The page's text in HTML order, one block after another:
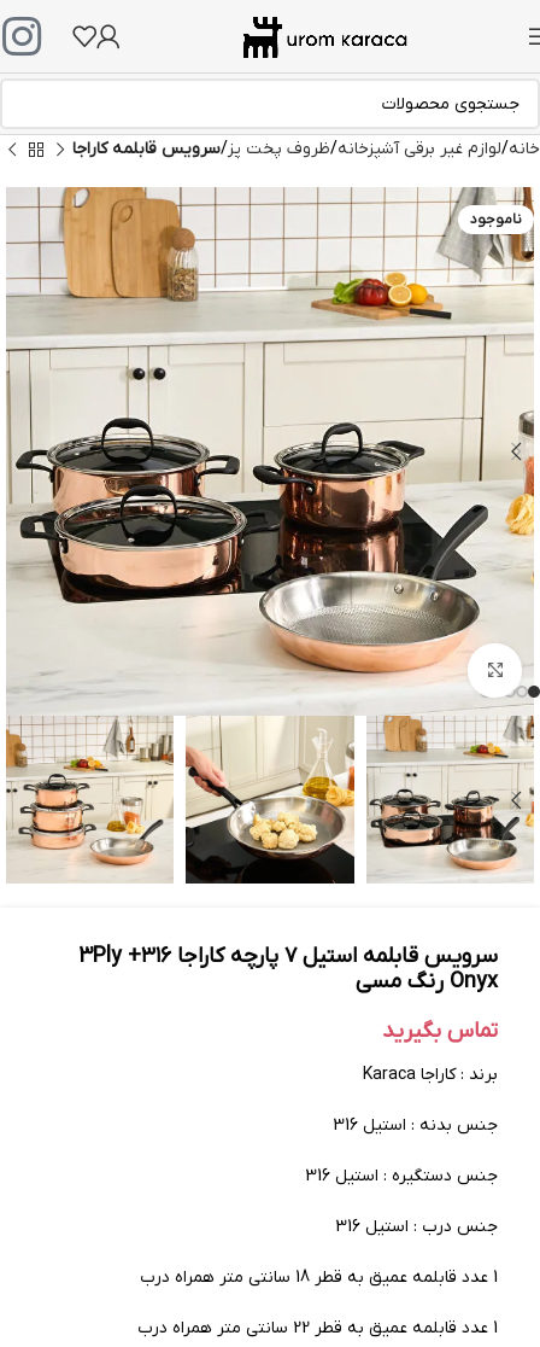
خانه لوازم غیر برقی آشپزخانه ظروف پخت پز سرویس قابلمه کاراجا
ناموجود
بزرگنمایی تصویر
سرویس قابلمه استیل ۷ پارچه کاراجا ۳۱۶+ 3Ply
Onyx رنگ مسی
تماس بگیرید
برند : کاراجا Karaca
جنس بدنه : استیل 316
جنس دستگیره : استیل 316
جنس درب : استیل 316
1 عدد قابلمه عمیق به قطر 18 سانتی متر همراه درب
1 عدد قابلمه عمیق به قطر 22 سانتی متر همراه درب